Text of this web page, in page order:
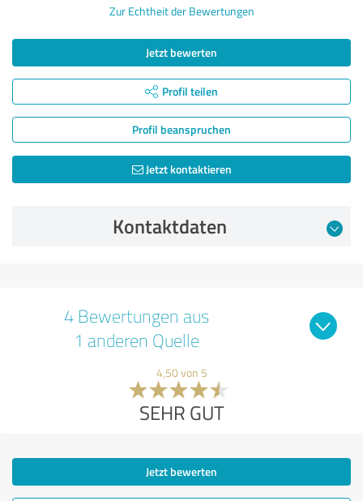
Zur Echtheit der Bewertungen
Jetzt bewerten
Profil teilen
Profil beanspruchen
Jetzt kontaktieren
Kontaktdaten
4 Bewertungen aus
1 anderen Quelle
4,50 von 5
SEHR GUT
Jetzt bewerten